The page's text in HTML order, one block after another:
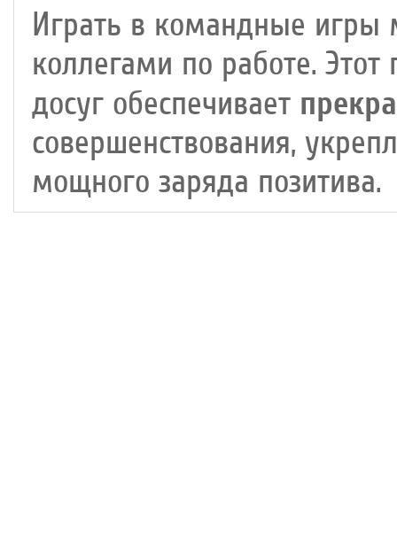
Играть в командные игры
коллегами по работе.
досуг обеспечивает
совершенствования,
мощного заряда позитива.